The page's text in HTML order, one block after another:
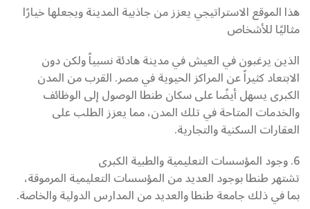
هذا الموقع الاستراتيجي يعزز من جاذبية المدينة ويجعلها خيارًا
مثاليًا للأشخاص
الذين يرغبون في العيش في مدينة هادئة نسبياً ولكن دون
الابتعاد كثيراً عن المراكز الحيوية في مصر. القرب من المدن
الكبرى يسهل أيضًا على سكان طنطا الوصول إلى الوظائف
والخدمات المتاحة في تلك المدن، مما يعزز الطلب على
العقارات السكنية والتجارية.
6. وجود المؤسسات التعليمية والطبية الكبرى
تشتهر طنطا بوجود العديد من المؤسسات التعليمية المرموقة،
بما في ذلك جامعة طنطا والعديد من المدارس الدولية والخاصة.